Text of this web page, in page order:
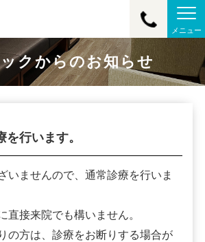
メニュー
クからのお知らせ
行います。
いませんので、通常診療を行いま
直接来院でも構いません。
の方は、診療をお断りする場合が